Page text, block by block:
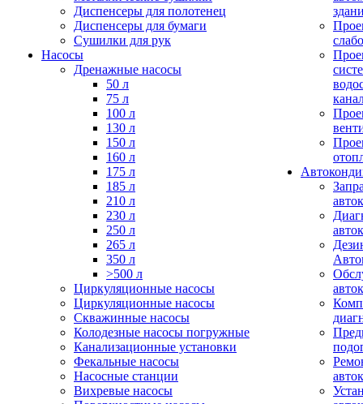
Диспенсеры для полотенец
Диспенсеры для бумаги
Сушилки для рук
Насосы
Дренажные насосы
50 л
75 л
100 л
130 л
150 л
160 л
175 л
185 л
210 л
230 л
250 л
265 л
350 л
>500 л
Циркуляционные насосы
Циркуляционные насосы
Скважинные насосы
Колодезные насосы погружные
Канализационные установки
Фекальные насосы
Насосные станции
Вихревые насосы